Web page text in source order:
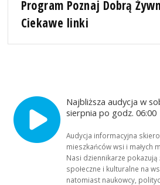
Program Poznaj Dobrą
Ciekawe linki
Najbliższa audycja w
sierpnia po godz. 06:00
Audycja informacyjna
mieszkańców wsi i małych
Nasi dziennikarze pokazują
społeczne i kulturalne na
natomiast naukowcy,